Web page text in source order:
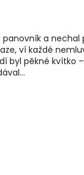
panovník a
ví každé
byl pěkné kvítko